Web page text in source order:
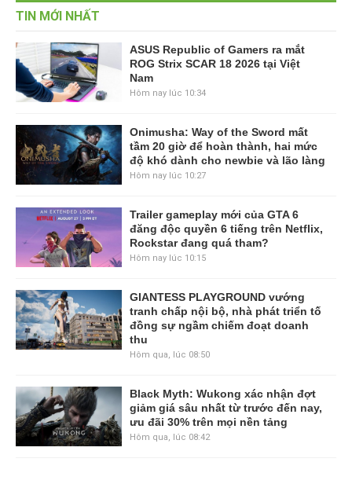
TIN MỚI NHẤT
ASUS Republic of Gamers ra mắt
ROG Strix SCAR 18 2026 tại Việt
Nam
Hôm nay lúc 10:34
Onimusha: Way of the Sword mất
tầm 20 giờ để hoàn thành, hai mức
độ khó dành cho newbie và lão làng
Hôm nay lúc 10:27
Trailer gameplay mới của GTA 6
đăng độc quyền 6 tiếng trên Netflix,
Rockstar đang quá tham?
Hôm nay lúc 10:15
GIANTESS PLAYGROUND vướng
tranh chấp nội bộ, nhà phát triển tố
đồng sự ngầm chiếm đoạt doanh
thu
Hôm qua, lúc 08:50
Black Myth: Wukong xác nhận đợt
giảm giá sâu nhất từ trước đến nay,
ưu đãi 30% trên mọi nền tảng
Hôm qua, lúc 08:42